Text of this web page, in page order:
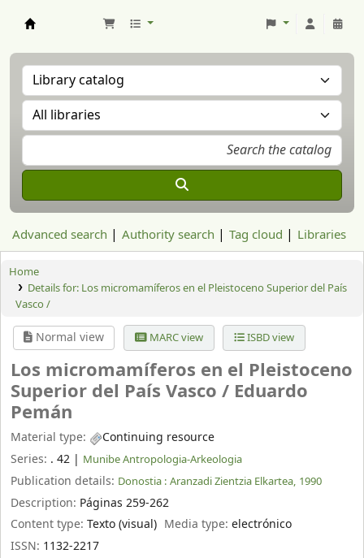
Advanced search Authority search Tag cloud Libraries
Home
Details for: Los micromamíferos en el Pleistoceno Superior del País
Vasco /
Normal view MARC view ISBD view
Los micromamíferos en el Pleistoceno
Superior del País Vasco / Eduardo
Pemán
Material type:
Continuing resource
Series: . 42 | Munibe Antropologia-Arkeologia
Publication details: Donostia : Aranzadi Zientzia Elkartea, 1990
Description: Páginas 259-262
Content type: Texto (visual) Media type:electrónico
ISSN: 1132-2217